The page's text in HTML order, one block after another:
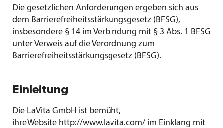
Die gesetzlichen Anforderungen ergeben sich aus
dem Barrierefreiheitsstärkungsgesetz (BFSG),
insbesondere § 14 im Verbindung mit § 3 Abs. 1 BFSG
unter Verweis auf die Verordnung zum
Barrierefreiheitsstärkungsgesetz (BFSG).
Einleitung
Die LaVita GmbH ist bemüht,
ihre Website http://www.lavita.com/ im Einklang mit